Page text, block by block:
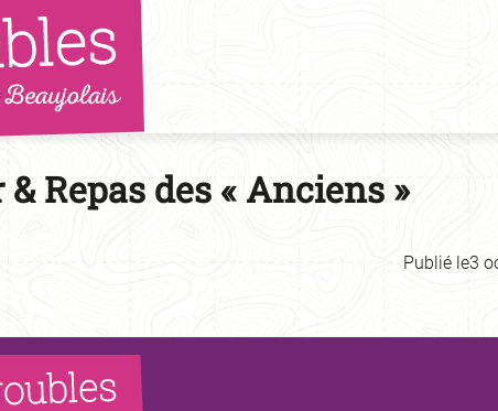
Repas des « Anciens »
Publié le3